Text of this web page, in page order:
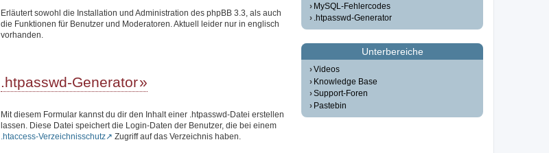
Erläutert sowohl die Installation und Administration des phpBB 3.3, als auch
die Funktionen für Benutzer und Moderatoren. Aktuell leider nur in englisch
vorhanden.
.htpasswd-Generator
Mit diesem Formular kannst du dir den Inhalt einer .htpasswd-Datei erstellen
lassen. Diese Datei speichert die Login-Daten der Benutzer, die bei einem
.htaccess-Verzeichnisschutz
Zugriff auf das Verzeichnis haben.
MySQL-Fehlercodes
.htpasswd-Generator
Unterbereiche
Videos
Knowledge Base
Support-Foren
Pastebin